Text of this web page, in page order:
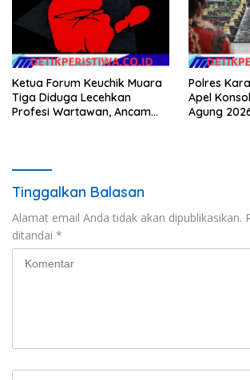
Ketua Forum Keuchik Muara
Tiga Diduga Lecehkan
Profesi Wartawan, Ancam
Polres
Apel
Agung
Tinggalkan Balasan
Alamat email Anda tidak akan dipublikasikan.
ditandai *